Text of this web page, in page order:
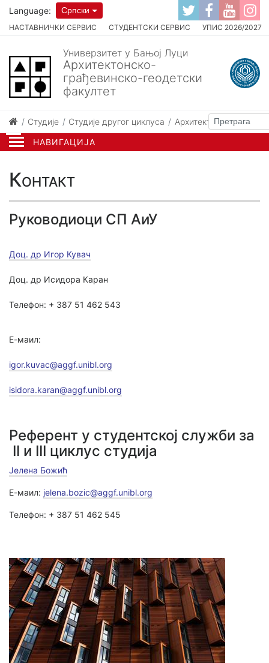
НАВИГАЦИЈА
НАСТАВНИЧКИ СЕРВИС СТУДЕНТСКИ СЕРВИС УПИС 2026/2027
Language: Српски
Универзитет у Бањој Луци
Архитектонско-
грађевинско-геодетски
факултет
Студије Студије другог циклуса Архитектура и
Контакт
Руководиоци СП АиУ
Доц. др Игор Кувач
Доц. др Исидора Каран
Телефон: + 387 51 462 543
Е-маил:
igor.kuvac@aggf.unibl.org
isidora.karan@aggf.unibl.org
Референт у студентској служби за
II и III циклус студија
Јелена Божић
Е-маил: jelena.bozic@aggf.unibl.org
Телефон: + 387 51 462 545